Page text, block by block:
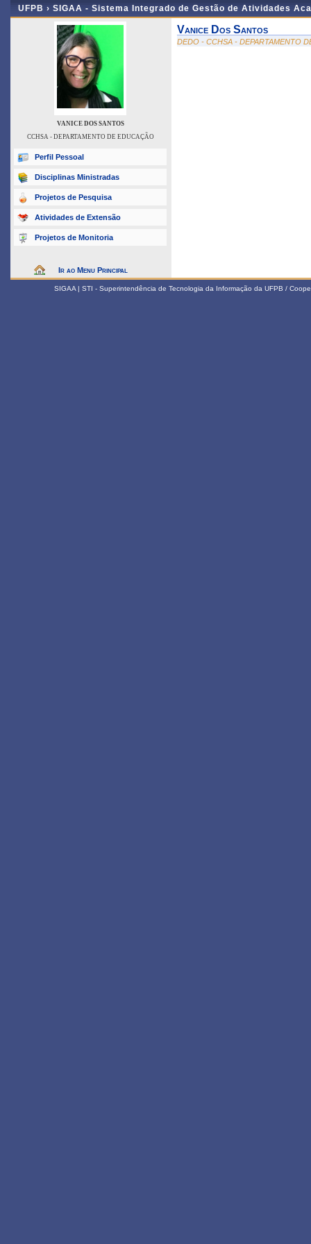
UFPB › SIGAA - Sistema Integrado de Gestão de Atividades
VANICE DOS SANTOS
CCHSA - DEPARTAMENTO DE EDUCAÇÃO
Perfil Pessoal
Disciplinas Ministradas
Projetos de Pesquisa
Atividades de Extensão
Projetos de Monitoria
Ir ao Menu Principal
Vanice Dos Santos
DEDO - CCHSA - DEPARTAMENTO
SIGAA | STI - Superintendência de Tecnologia da Informação da UFPB /